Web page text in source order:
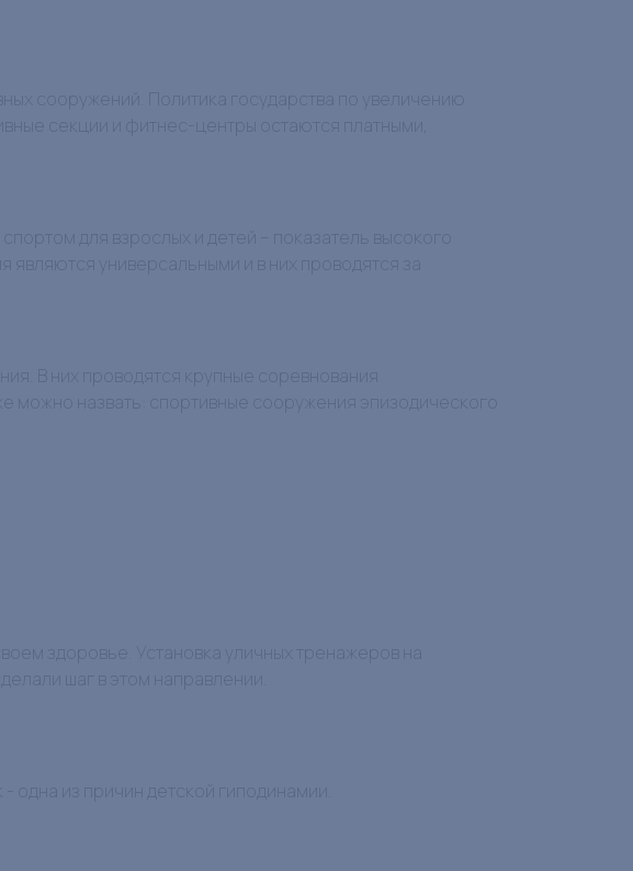
сооружений. Политика государства по увеличению
секции и фитнес-центры остаются платными,
для взрослых и детей – показатель высокого
универсальными и в них проводятся за
В них проводятся крупные соревнования
назвать: спортивные сооружения эпизодического
здоровье. Установка уличных тренажеров на
шаг в этом направлении.
из причин детской гиподинамии.